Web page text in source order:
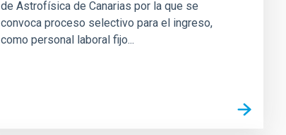
de Astrofísica de Canarias por la que se
convoca proceso selectivo para el ingreso,
como personal laboral fijo...